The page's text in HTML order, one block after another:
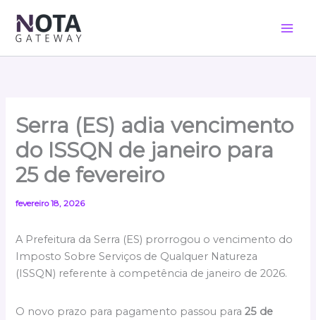
para
conteúdo
Serra (ES) adia vencimento
do ISSQN de janeiro para
25 de fevereiro
fevereiro 18, 2026
A Prefeitura da Serra (ES) prorrogou o vencimento do
Imposto Sobre Serviços de Qualquer Natureza
(ISSQN) referente à competência de janeiro de 2026.
O novo prazo para pagamento passou para25 de